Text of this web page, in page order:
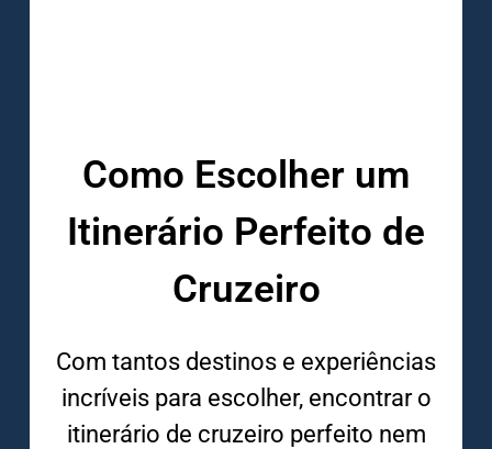
Como Escolher um
Itinerário Perfeito de
Cruzeiro
Com tantos destinos e experiências
incríveis para escolher, encontrar o
itinerário de cruzeiro perfeito nem